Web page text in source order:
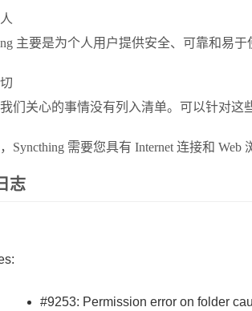
主要是为个人用户提供安全、可靠和易于
们关心的事情没有列入清单。可以针对这
Syncthing 需要您具有 Internet 连接和 Web
志
#9253: Permission error on folder